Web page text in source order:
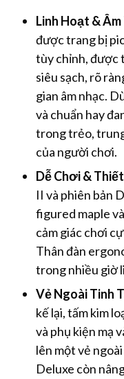
Linh Hoạt &
được trang bị
tùy chỉnh, được
siêu sạch, rõ
gian âm nhạc.
và chuẩn hay
trong trẻo,
của người chơi.
Dễ Chơi &
II và phiên bản
figured maple
cảm giác chơi
Thân đàn
trong nhiều giờ
Vẻ Ngoài Tinh
kế lại, tấm kim
và phụ kiện mạ
lên một vẻ
Deluxe còn